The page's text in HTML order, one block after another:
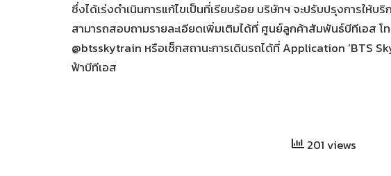
ซึ่งได้เร่งดำเนินการแก้ไขเป็นที่เรียบร้อย บริษัทฯ จะปรับปรุงการให้
สามารถสอบถามรายละเอียดเพิ่มเติมได้ที่ ศูนย์ลูกค้าสัมพันธ์บีทีเอ
@btsskytrain หรือเช็กสถานะการเดินรถได้ที่ Application ‘BTS
ฟ้าบีทีเอส
201 views